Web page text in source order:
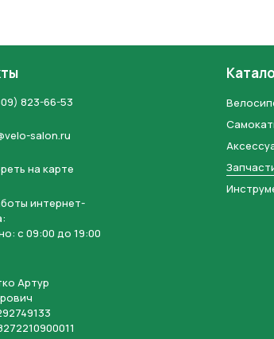
823-66-53
salon.ru
на карте
интернет-
c 09:00 до 19:00
Артур